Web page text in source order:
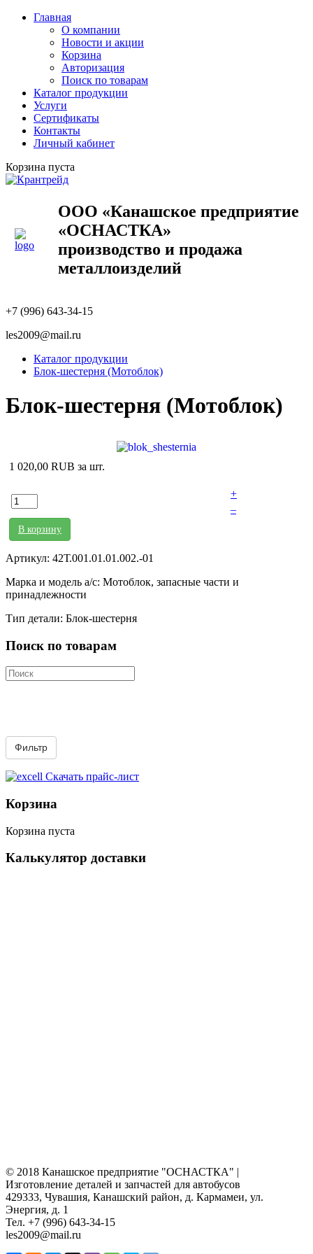
Главная
О компании
Новости и акции
Корзина
Авторизация
Поиск по товарам
Каталог продукции
Услуги
Сертификаты
Контакты
Личный кабинет
Корзина пуста
ООО «Канашское предприятие
«ОСНАСТКА»
производство и продажа
металлоизделий
+7 (996) 643-34-15
les2009@mail.ru
Каталог продукции
Блок-шестерня (Мотоблок)
Блок-шестерня (Мотоблок)
1 020,00 RUB за шт.
+
–
В корзину
Артикул: 42Т.001.01.01.002.-01
Марка и модель а/с: Мотоблок, запасные части и
принадлежности
Тип детали: Блок-шестерня
Поиск по товарам
Скачать прайс-лист
Корзина
Корзина пуста
Калькулятор доставки
© 2018 Канашское предприятие "ОСНАСТКА" |
Изготовление деталей и запчастей для автобусов
429333, Чувашия, Канашский район, д. Кармамеи, ул.
Энергия, д. 1
Тел. +7 (996) 643-34-15
les2009@mail.ru